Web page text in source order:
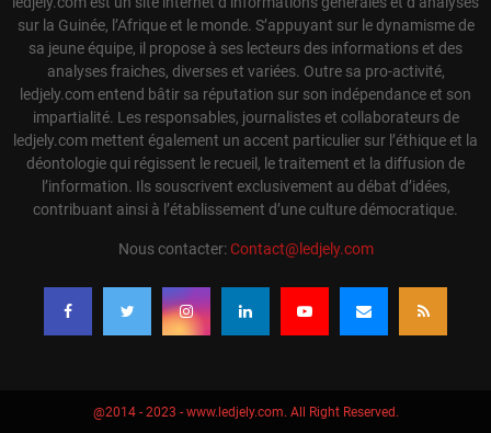
sur la Guinée, l’Afrique et le monde. S’appuyant sur le dynamisme de
sa jeune équipe, il propose à ses lecteurs des informations et des
analyses fraiches, diverses et variées. Outre sa pro-activité,
ledjely.com entend bâtir sa réputation sur son indépendance et son
impartialité. Les responsables, journalistes et collaborateurs de
ledjely.com mettent également un accent particulier sur l’éthique et la
déontologie qui régissent le recueil, le traitement et la diffusion de
l’information. Ils souscrivent exclusivement au débat d’idées,
contribuant ainsi à l’établissement d’une culture démocratique.
Nous contacter:Contact@ledjely.com
@2014 - 2023 - www.ledjely.com. All Right Reserved.